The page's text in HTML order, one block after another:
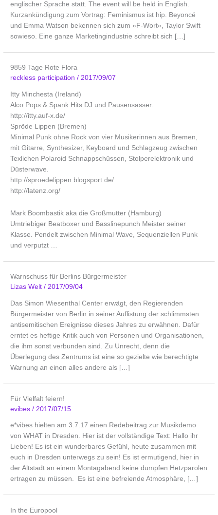
englischer Sprache statt. The event will be held in English.
Kurzankündigung zum Vortrag: Feminismus ist hip. Beyoncé
und Emma Watson bekennen sich zum »F-Wort«, Taylor Swift
sowieso. Eine ganze Marketingindustrie schreibt sich […]
9859 Tage Rote Flora
reckless participation/2017/09/07
Itty Minchesta (Ireland)
Alco Pops & Spank Hits DJ und Pausensasser.
http://itty.auf-x.de/
Spröde Lippen (Bremen)
Minimal Punk ohne Rock von vier Musikerinnen aus Bremen,
mit Gitarre, Synthesizer, Keyboard und Schlagzeug zwischen
Texlichen Polaroid Schnappschüssen, Stolperelektronik und
Düsterwave.
http://sproedelippen.blogsport.de/
http://latenz.org/
Mark Boombastik aka die Großmutter (Hamburg)
Umtriebiger Beatboxer und Basslinepunch Meister seiner
Klasse. Pendelt zwischen Minimal Wave, Sequenziellen Punk
und verputzt …
Warnschuss für Berlins Bürgermeister
Lizas Welt/2017/09/04
Das Simon Wiesenthal Center erwägt, den Regierenden
Bürgermeister von Berlin in seiner Auflistung der schlimmsten
antisemitischen Ereignisse dieses Jahres zu erwähnen. Dafür
erntet es heftige Kritik auch von Personen und Organisationen,
die ihm sonst verbunden sind. Zu Unrecht, denn die
Überlegung des Zentrums ist eine so gezielte wie berechtigte
Warnung an einen alles andere als […]
Für Vielfalt feiern!
evibes/ 2017/07/15
e*vibes hielten am 3.7.17 einen Redebeitrag zur Musikdemo
von WHAT in Dresden. Hier ist der vollständige Text: Hallo ihr
Lieben! Es ist ein wunderbares Gefühl, heute zusammen mit
euch in Dresden unterwegs zu sein! Es ist ermutigend, hier in
der Altstadt an einem Montagabend keine dumpfen Hetzparolen
ertragen zu müssen. Es ist eine befreiende Atmosphäre, […]
In the Europool